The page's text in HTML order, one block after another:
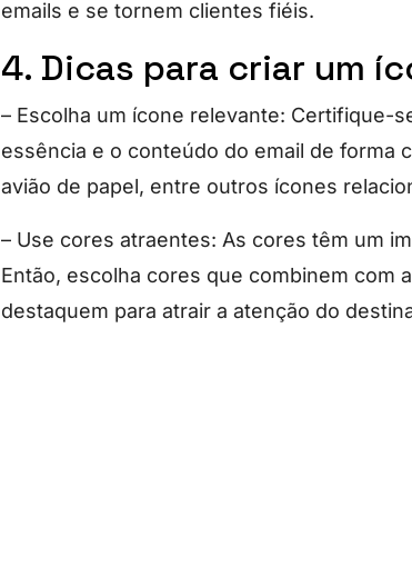
emails e se tornem clientes fiéis.
4. Dicas para criar um
– Escolha um ícone relevante: Certifique-
essência e o conteúdo do email de forma
avião de papel, entre outros ícones
– Use cores atraentes: As cores têm um
Então, escolha cores que combinem com
destaquem para atrair a atenção do